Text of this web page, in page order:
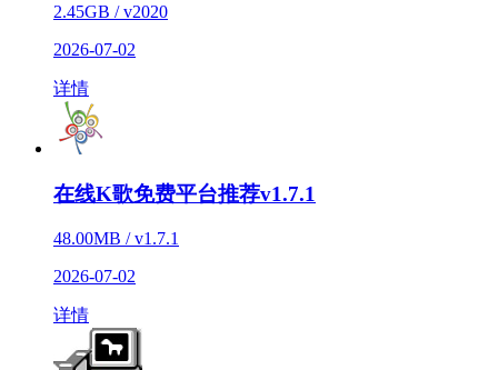
2.45GB / v2020
2026-07-02
详情
在线K歌免费平台推荐v1.7.1
48.00MB / v1.7.1
2026-07-02
详情